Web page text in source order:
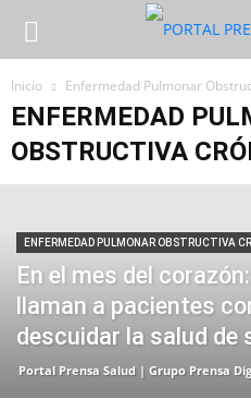
Inicio Enfermedad Pulmonar
ENFERMEDAD
OBSTRUCTIVA
ENFERMEDAD PULMONAR OBSTRUCTIVA
En el mes del
llaman a pacientes
descuidar la salud de
Portal Prensa Salud | Grupo Prensa